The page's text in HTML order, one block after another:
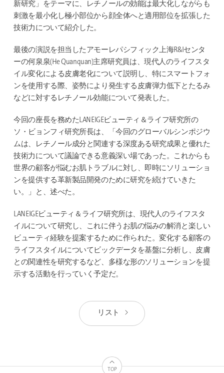
新研究」をテーマに、レチノールの効能は最大化しながらも
刺激を最小化し極小部位から顔全体へと適用部位を拡張した
技術力について紹介した。
最後の演説を担当したアモーレパシフィック上海R&Iセンタ
ーの何泉泉(He Quanquan)主席研究員は、現代人のライフスタ
イル変化による皮膚老化について説明し、特にスマートフォ
ンを使用する際、姿勢により発生する皮膚弾力低下とたるみ
などに対するレチノール効能について発表した。
今回の座長を務めたLANEIGEビューティ＆ライフ研究所の
ソ・ビョンフィ研究所長は、「今回のグローバルシンポジウ
ムは、レチノール成分と関連する深度ある研究成果と優れた
技術力について議論できる意義深い場であった。これからも
世界の顧客が悩むお肌トラブルに対し、即時にソリューショ
ンを提供する革新製品開発のために研究を続けていきた
い。」と、述べた。
LANEIGEビューティ＆ライフ研究所は、現代人のライフスタ
イルについて研究し、これに伴うお肌の悩みの解消と楽しい
ビューティ経験を提案するために作られた。変化する顧客の
ライフスタイルについてビックデータを基盤に分析し、皮膚
との関連性を研究するなど、多様な形のソリューションを提
示する活動を行っていく予定だ。
リスト
TOP